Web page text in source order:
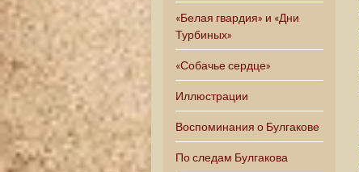
«Белая гвардия» и «Дни
Турбиных»
«Собачье сердце»
Иллюстрации
Воспоминания о Булгакове
По следам Булгакова